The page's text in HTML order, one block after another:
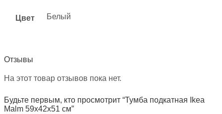
Цвет Белый
Отзывы
На этот товар отзывов пока нет.
Будьте первым, кто просмотрит “Тумба подкатная Ikea
Malm 59х42х51 см”